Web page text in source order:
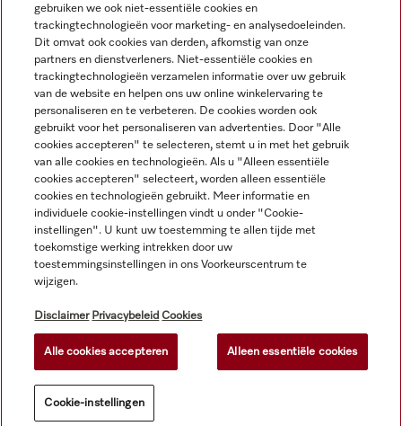
Navigatie
Service
decoratiemateriaal.
© Miele & Cie. KG.
gebruiken we ook niet-essentiële cookies en
trackingtechnologieën voor marketing- en analysedoeleinden.
Dit omvat ook cookies van derden, afkomstig van onze
partners en dienstverleners. Niet-essentiële cookies en
trackingtechnologieën verzamelen informatie over uw gebruik
van de website en helpen ons uw online winkelervaring te
personaliseren en te verbeteren. De cookies worden ook
gebruikt voor het personaliseren van advertenties. Door "Alle
cookies accepteren" te selecteren, stemt u in met het gebruik
van alle cookies en technologieën. Als u "Alleen essentiële
cookies accepteren" selecteert, worden alleen essentiële
cookies en technologieën gebruikt. Meer informatie en
individuele cookie-instellingen vindt u onder "Cookie-
instellingen". U kunt uw toestemming te allen tijde met
toekomstige werking intrekken door uw
toestemmingsinstellingen in ons Voorkeurscentrum te
wijzigen.
Disclaimer Privacybeleid Cookies
Alle cookies accepteren Alleen essentiële cookies
Cookie-instellingen